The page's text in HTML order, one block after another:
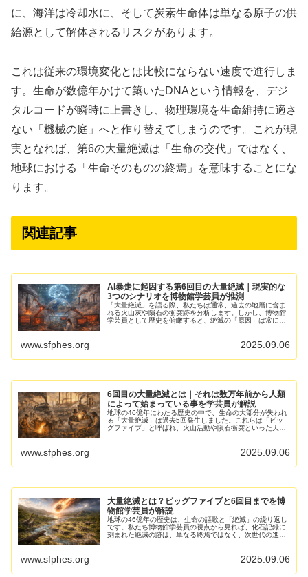
に、海洋は冷却水に、そして炭素生命体は単なる原子の供
給源として解体されるリスクがあります。
これは従来の環境変化とは比較にならない速度で進行しま
す。生命が数億年かけて築いたDNAという情報を、デジ
タルコードが瞬時に上書きし、物理環境を生命維持に適さ
ない「機械の庭」へと作り替えてしまうのです。これが現
実となれば、第6の大量絶滅は「生命の交代」ではなく、
地球における「生命そのものの終焉」を意味することにな
ります。
関連記事
AI暴走に起因する第6回目の大量絶滅｜現実的な
3つのシナリオを博物館学芸員が推測
「大量絶滅」を語る際、私たちは通常、過去の地層に含ま
れる火山灰や隕石の衝突跡を分析します。しかし、博物館
学芸員として歴史を俯瞰すると、絶滅の「原因」は常にそ
www.sfphes.org 2025.09.06
6回目の大量絶滅とは｜それは数万年前から人類
によって始まっている事を学芸員が解説
地球の46億年にわたる歴史の中で、生命の大部分が失われ
る「大量絶滅」は過去5回発生しました。これらは「ビッ
グファイブ」と呼ばれ、火山活動や隕石衝突といった天変
www.sfphes.org 2025.09.06
大量絶滅とは？ビッグファイブと6回目までを博
物館学芸員が解説
地球の46億年の歴史は、生命の謳歌と「絶滅」の繰り返し
です。私たち博物館学芸員の視点から見れば、化石記録に
刻まれた絶滅の跡は、単なる終焉ではなく、次世代の進化
www.sfphes.org 2025.09.06